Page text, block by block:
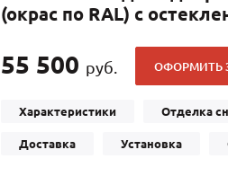
С отбойником(91)
С импостами (73)
С витражами (11)
В современном стиле
(окрас по RAL) с
55 500 руб. ОФОРМИТЬ
Характеристики Отделка
Доставка Установка